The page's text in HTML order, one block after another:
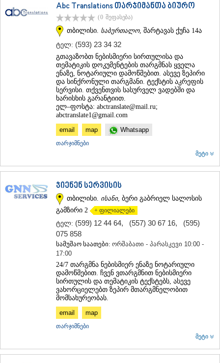
ᲐᲛᲑᲠᲝᲚᲐᲣᲠᲘ
ᲚᲔᲜᲢᲔᲮᲘ
ᲡᲐᲛᲔᲒᲠᲔᲚᲝ/ᲖᲔᲛᲝ ᲡᲕᲐᲜᲔᲗᲘ
ᲡᲐᲛᲪᲮᲔ–ᲯᲐᲕᲐᲮᲔᲗᲘ
ᲐᲡᲞᲘᲜᲫᲐ
ᲐᲮᲐᲚᲥᲐᲚᲐᲥᲘ
ᲜᲘᲜᲝᲬᲛᲘᲜᲓᲐ
ᲥᲕᲔᲛᲝ ᲥᲐᲠᲗᲚᲘ
ᲗᲔᲗᲠᲘᲬᲧᲐᲠᲝ
Abc Translations თარჯიმანთა ბიურო
(0 შეფასება)
თბილისი. საბურთალო, შარტავას ქუჩა 14ა
ტელ: (593) 23 34 32
გთავაზობთ ნებისმიერი სირთულისა და
თემატიკის დოკუმენტების თარგმნას ყველა
ენაზე, ნოტარიული დამოწმებით. ასევე ზეპირი
და სინქრონული თარგმანი. ტექსტის აკრეფის
სერვისი. თქვენთვის სასურველ ვადებში და
ხარისხის გარანტიით.
ელ–ფოსტა: abctranslate@mail.ru;
abctranslate1@gmail.com
email
map Whatsapp
თარჯიმნები
მეტი
ჯიენენ სერვისის
თბილისი. ისანი, ბერი გაბრიელ სალოსის
გამზირი 2 + ფილიალები
ტელ: (599) 12 44 64, (557) 30 67 16, (595)
075 858
სამუშაო საათები: ორშაბათი - პარასკევი 10:00 -
17:00
24/7 თარგმნა ნებისმიერ ენაზე ნოტარიული
დამოწმებით. ჩვენ ვთარგმნით ნებისმიერი
სირთულის და თემატიკის ტექსტებს, ასევე
ვახორციელებთ ზეპირ მთარგმნელობით
მომსახურეობას.
email
map
თარჯიმნები
მეტი